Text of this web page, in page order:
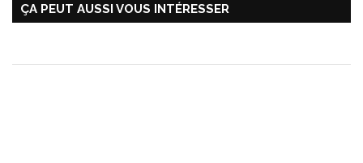
ÇA PEUT AUSSI VOUS INTÉRESSER